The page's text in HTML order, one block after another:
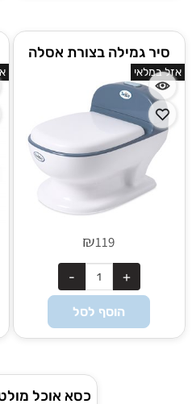
סיר גמילה בצורת אסלה
אזל במלאי
₪119
הוסף לסל